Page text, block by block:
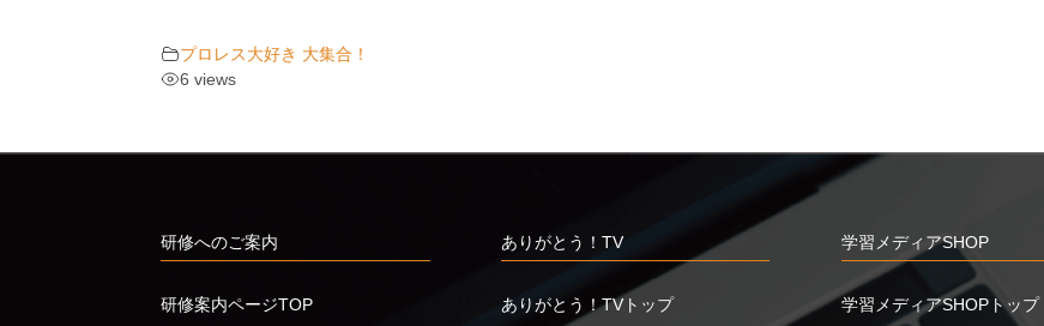
プロレス大好き 大集合！
6 views
研修へのご案内
研修案内ページTOP
ありがとう！TV
ありがとう！TVトップ
学習メディアSHOP
学習メディアSHOPトップ